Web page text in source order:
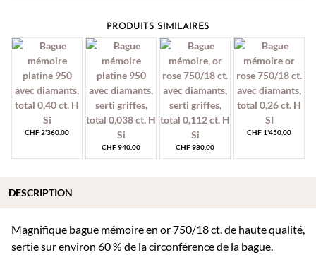
PRODUITS SIMILAIRES
CHF2'360.00
CHF940.00 CHF980.00
CHF 1'450.00
Magnifique bague mémoire en or 750/18 ct. de haute qualité,
sertie sur environ 60 % de la circonférence de la bague.
DESCRIPTION